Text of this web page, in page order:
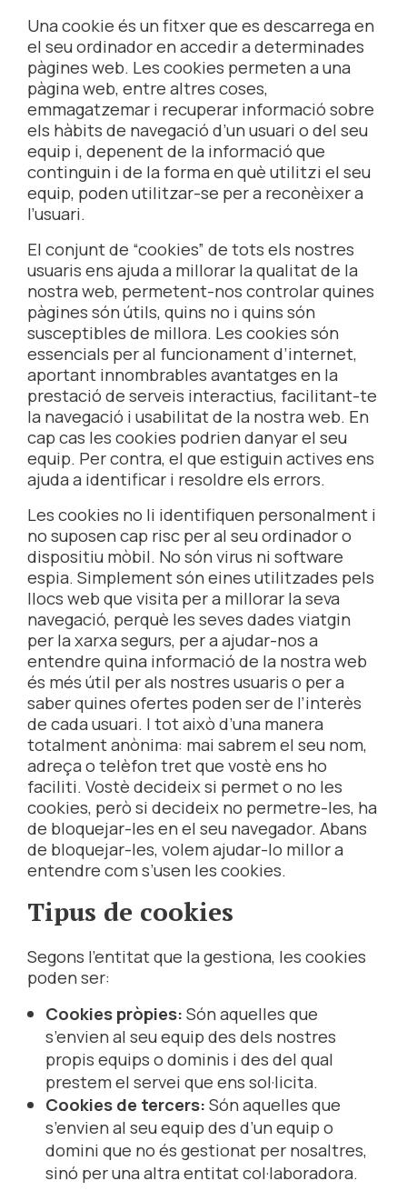
Una cookie és un fitxer que es descarrega en
el seu ordinador en accedir a determinades
pàgines web. Les cookies permeten a una
pàgina web, entre altres coses,
emmagatzemar i recuperar informació sobre
els hàbits de navegació d’un usuari o del seu
equip i, depenent de la informació que
continguin i de la forma en què utilitzi el seu
equip, poden utilitzar-se per a reconèixer a
l’usuari.
El conjunt de “cookies” de tots els nostres
usuaris ens ajuda a millorar la qualitat de la
nostra web, permetent-nos controlar quines
pàgines són útils, quins no i quins són
susceptibles de millora. Les cookies són
essencials per al funcionament d’internet,
aportant innombrables avantatges en la
prestació de serveis interactius, facilitant-te
la navegació i usabilitat de la nostra web. En
cap cas les cookies podrien danyar el seu
equip. Per contra, el que estiguin actives ens
ajuda a identificar i resoldre els errors.
Les cookies no li identifiquen personalment i
no suposen cap risc per al seu ordinador o
dispositiu mòbil. No són virus ni software
espia. Simplement són eines utilitzades pels
llocs web que visita per a millorar la seva
navegació, perquè les seves dades viatgin
per la xarxa segurs, per a ajudar-nos a
entendre quina informació de la nostra web
és més útil per als nostres usuaris o per a
saber quines ofertes poden ser de l’interès
de cada usuari. I tot això d’una manera
totalment anònima: mai sabrem el seu nom,
adreça o telèfon tret que vostè ens ho
faciliti. Vostè decideix si permet o no les
cookies, però si decideix no permetre-les, ha
de bloquejar-les en el seu navegador. Abans
de bloquejar-les, volem ajudar-lo millor a
entendre com s’usen les cookies.
Tipus de cookies
Segons l’entitat que la gestiona, les cookies
poden ser:
Cookies pròpies:Són aquelles que
s’envien al seu equip des dels nostres
propis equips o dominis i des del qual
prestem el servei que ens sol·licita.
Cookies de tercers:Són aquelles que
s’envien al seu equip des d’un equip o
domini que no és gestionat per nosaltres,
sinó per una altra entitat col·laboradora.